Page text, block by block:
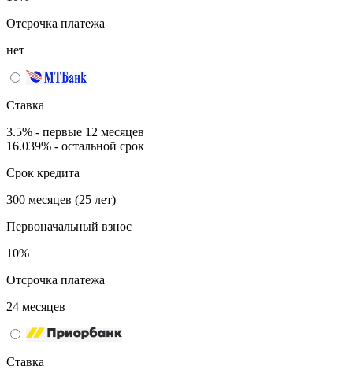
Отсрочка платежа
нет
Ставка
3.5% - первые 12 месяцев
16.039% - остальной срок
Срок кредита
300 месяцев (25 лет)
Первоначальный взнос
10%
Отсрочка платежа
24 месяцев
Ставка